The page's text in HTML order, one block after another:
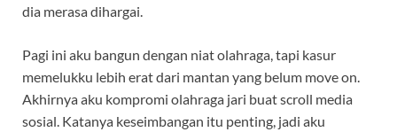
dia merasa dihargai.
Pagi ini aku bangun dengan niat olahraga, tapi kasur
memelukku lebih erat dari mantan yang belum move on.
Akhirnya aku kompromi olahraga jari buat scroll media
sosial. Katanya keseimbangan itu penting, jadi aku